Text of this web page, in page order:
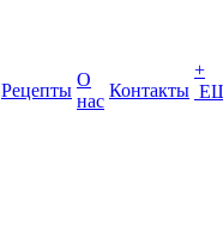
Рецепты
О
нас
Контакты
+